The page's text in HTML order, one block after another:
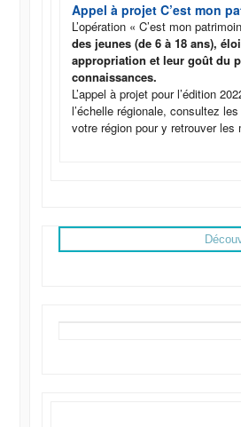
Appel à projet C’est mon
L’opération « C’est mon
des jeunes (de 6 à 18 ans),
appropriation et leur goût du
connaissances.
L’appel à projet pour l’édition
l’échelle régionale, consultez
votre région pour y retrouver